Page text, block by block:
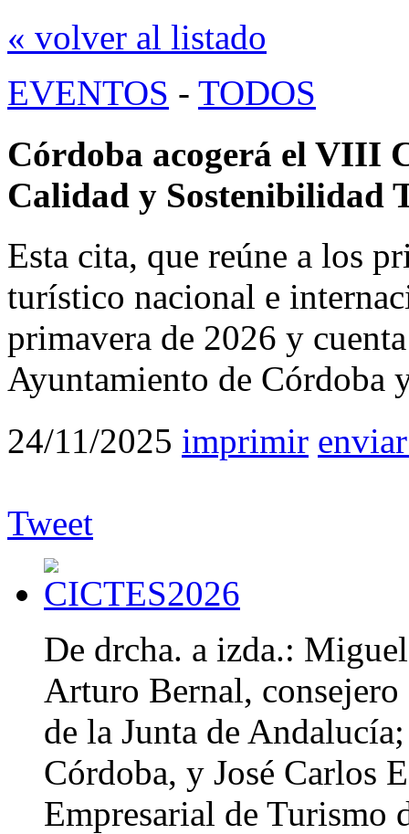
« volver al listado
EVENTOS - TODOS
Córdoba acogerá el VIII
Calidad y Sostenibilidad
Esta cita, que reúne a los
turístico nacional e
primavera de 2026 y
Ayuntamiento de Córdoba
24/11/2025 imprimir
Tweet
De drcha. a izda.:
Arturo Bernal,
de la Junta de
Córdoba, y José Carlos
Empresarial de Turismo